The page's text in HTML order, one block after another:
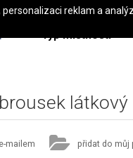
Typ místnosti
mailem přidat do můj
reklam a